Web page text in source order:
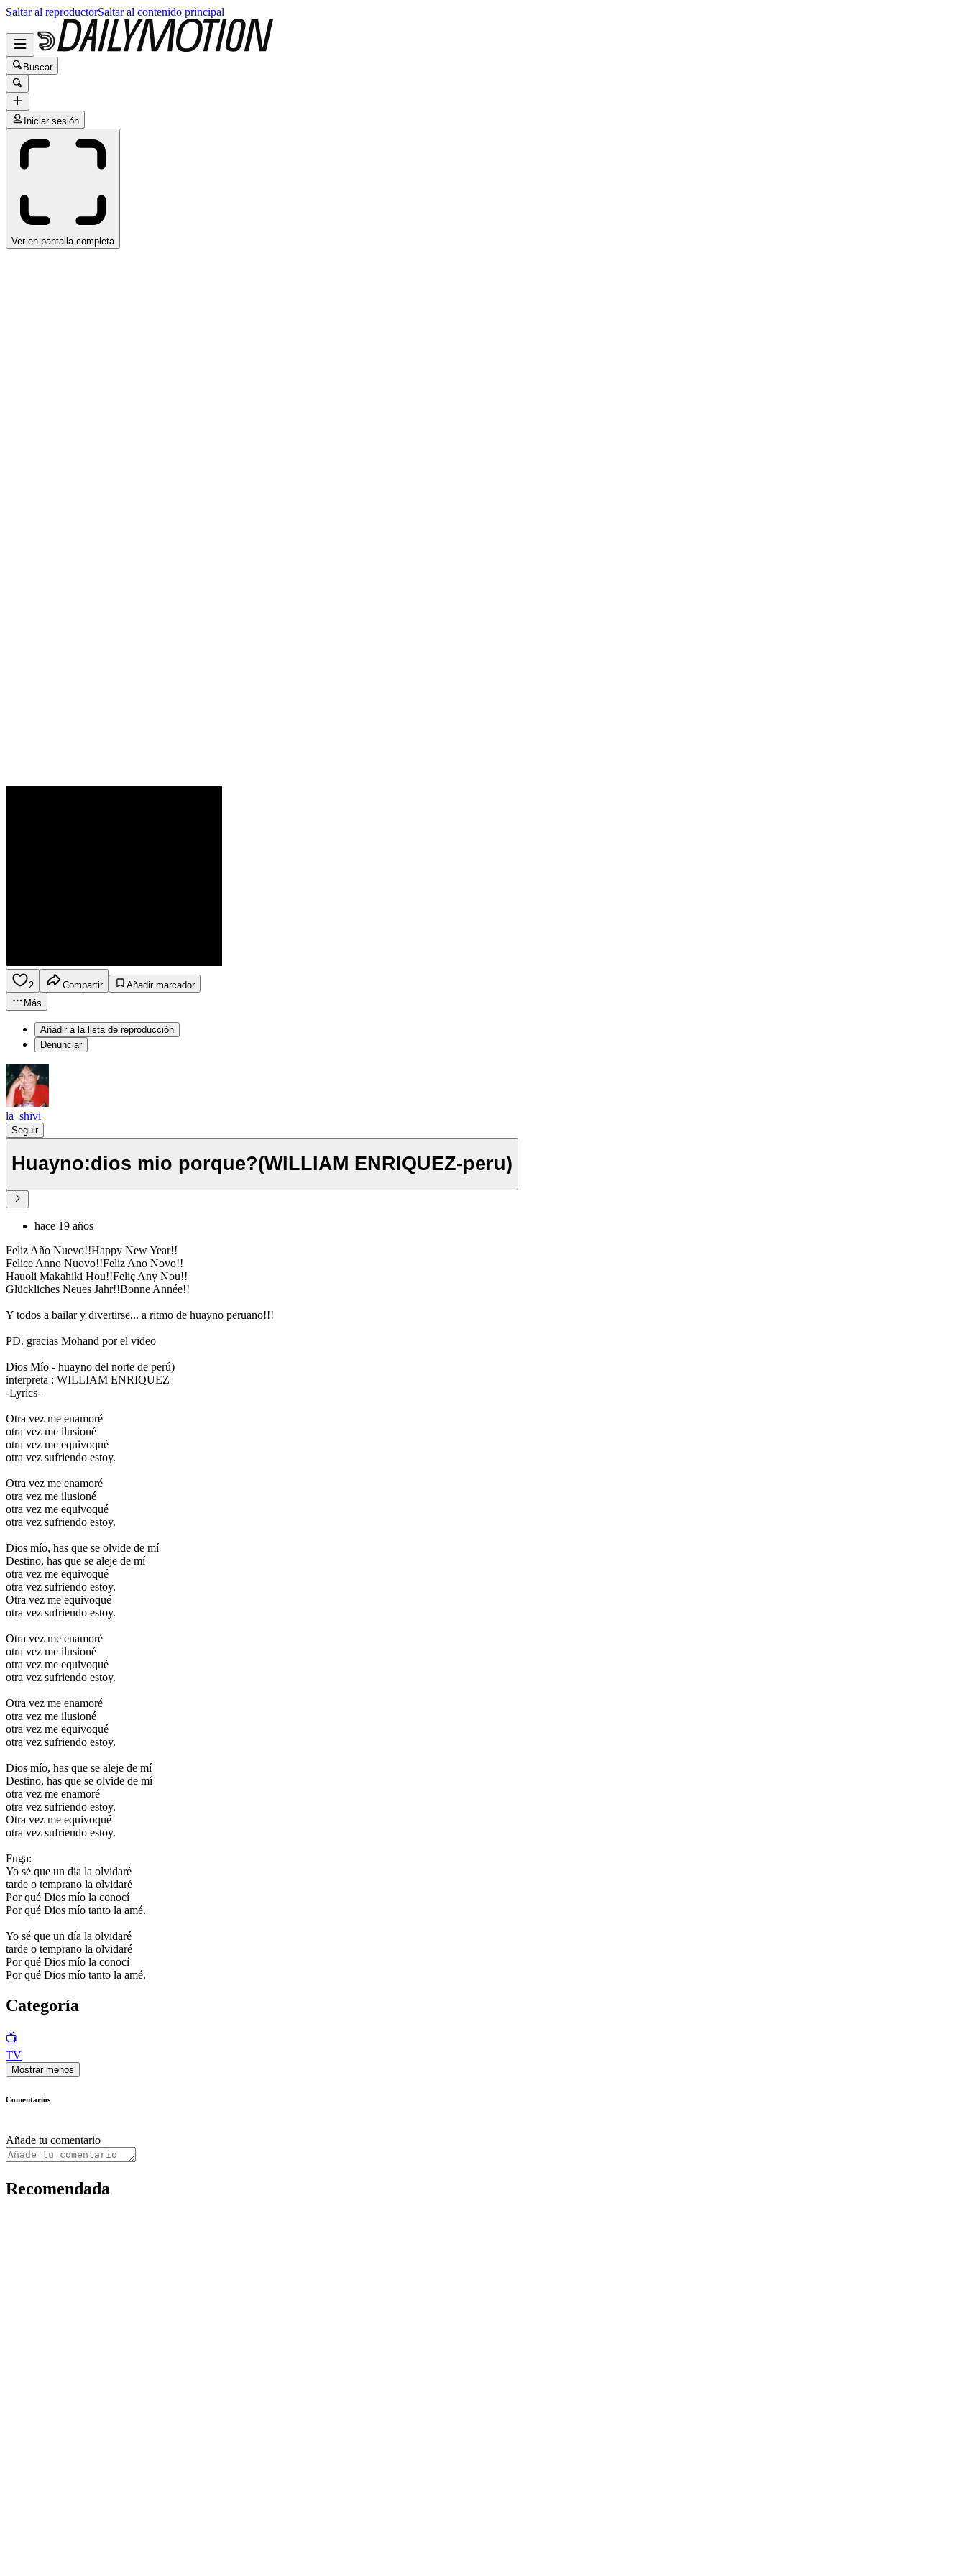
Saltar al reproductorSaltar al contenido principal
Buscar
Iniciar sesión
Ver en pantalla completa
2 Compartir
Añadir marcador
Más
Añadir a la lista de reproducción
Denunciar
la_shivi
Seguir
Huayno:dios mio porque?(WILLIAM ENRIQUEZ-peru)
hace 19 años
Feliz Año Nuevo!!Happy New Year!!
Felice Anno Nuovo!!Feliz Ano Novo!!
Hauoli Makahiki Hou!!Feliç Any Nou!!
Glückliches Neues Jahr!!Bonne Année!!
Y todos a bailar y divertirse... a ritmo de huayno peruano!!!
PD. gracias Mohand por el video
Dios Mío - huayno del norte de perú)
interpreta : WILLIAM ENRIQUEZ
-Lyrics-
Otra vez me enamoré
otra vez me ilusioné
otra vez me equivoqué
otra vez sufriendo estoy.
Otra vez me enamoré
otra vez me ilusioné
otra vez me equivoqué
otra vez sufriendo estoy.
Dios mío, has que se olvide de mí
Destino, has que se aleje de mí
otra vez me equivoqué
otra vez sufriendo estoy.
Otra vez me equivoqué
otra vez sufriendo estoy.
Otra vez me enamoré
otra vez me ilusioné
otra vez me equivoqué
otra vez sufriendo estoy.
Otra vez me enamoré
otra vez me ilusioné
otra vez me equivoqué
otra vez sufriendo estoy.
Dios mío, has que se aleje de mí
Destino, has que se olvide de mí
otra vez me enamoré
otra vez sufriendo estoy.
Otra vez me equivoqué
otra vez sufriendo estoy.
Fuga:
Yo sé que un día la olvidaré
tarde o temprano la olvidaré
Por qué Dios mío la conocí
Por qué Dios mío tanto la amé.
Yo sé que un día la olvidaré
tarde o temprano la olvidaré
Por qué Dios mío la conocí
Por qué Dios mío tanto la amé.
Categoría
📺
TV
Mostrar menos
Comentarios
Añade tu comentario
Recomendada